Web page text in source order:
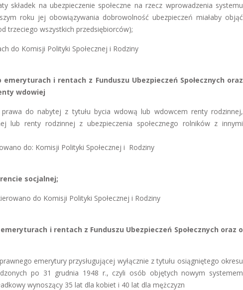
składek na ubezpieczenie społeczne na rzecz wprowadzenia systemu
roku jej obowiązywania dobrowolność ubezpieczeń miałaby objąć
trzeciego wszystkich przedsiębiorców);
do Komisji Polityki Społecznej i Rodziny
i rentach z Funduszu Ubezpieczeń Społecznych oraz
wdowiej
do nabytej z tytułu bycia wdową lub wdowcem renty rodzinnej,
lub renty rodzinnej z ubezpieczenia społecznego rolników z innymi
do: Komisji Polityki Społecznej i Rodziny
socjalnej;
do Komisji Polityki Społecznej i Rodziny
i rentach z Funduszu Ubezpieczeń Społecznych oraz o
emerytury przysługującej wyłącznie z tytułu osiągniętego okresu
po 31 grudnia 1948 r., czyli osób objętych nowym systemem
wynoszący 35 lat dla kobiet i 40 lat dla mężczyzn